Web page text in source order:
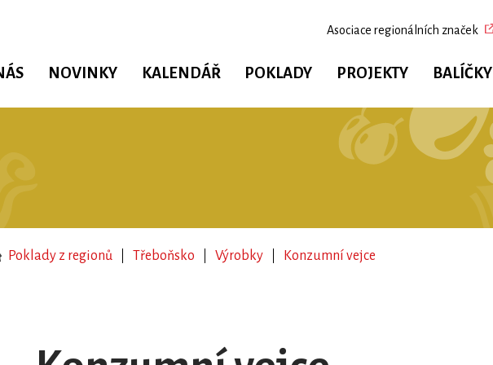
Asociace regionálních značek
NOVINKY KALENDÁŘ POKLADY PROJEKTY BALÍČKY
Poklady z regionů Třeboňsko Výrobky Konzumní vejce